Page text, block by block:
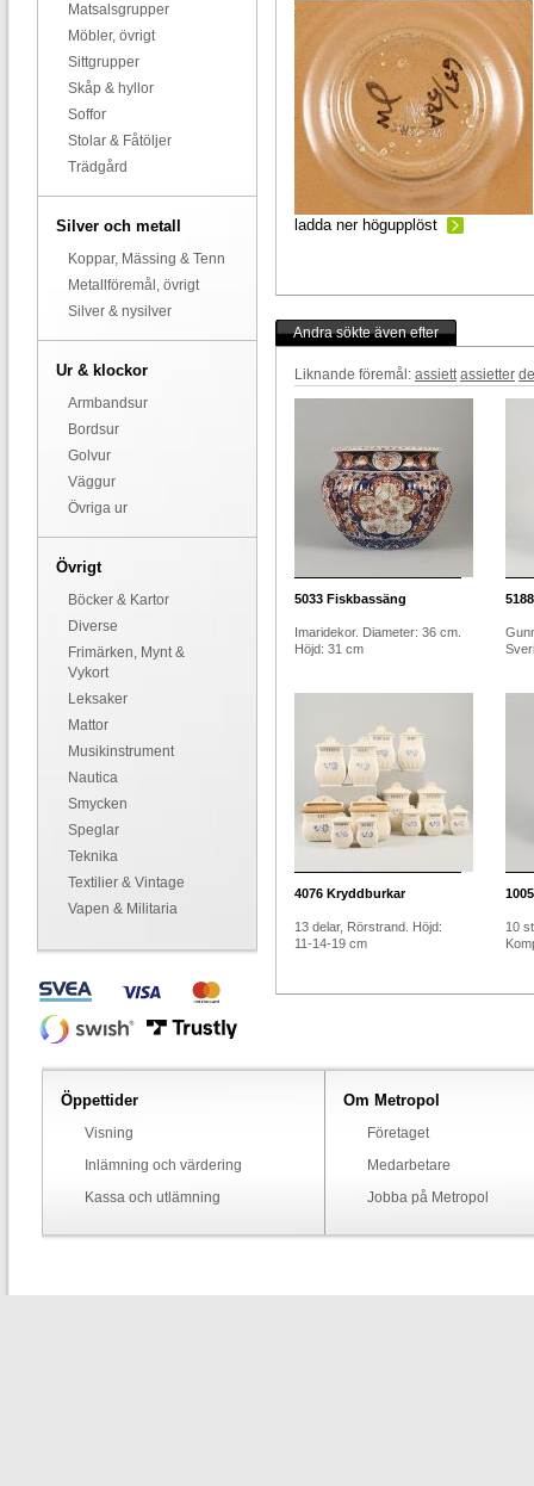
Matsalsgrupper
Möbler, övrigt
Sittgrupper
Skåp & hyllor
Soffor
Stolar & Fåtöljer
Trädgård
Silver och metall
Koppar, Mässing & Tenn
Metallföremål, övrigt
Silver & nysilver
Ur & klockor
Armbandsur
Bordsur
Golvur
Väggur
Övriga ur
Övrigt
Böcker & Kartor
Diverse
Frimärken, Mynt &
Vykort
Leksaker
Mattor
Musikinstrument
Nautica
Smycken
Speglar
Teknika
Textilier & Vintage
Vapen & Militaria
ladda ner högupplöst
Andra sökte även efter
Liknande föremål: assiett assietter
5033 Fiskbassäng
Imaridekor. Diameter: 36 cm.
Höjd: 31 cm
5188
4076 Kryddburkar
13 delar, Rörstrand. Höjd:
11-14-19 cm
1005
10
Öppettider
Visning
Inlämning och värdering
Kassa och utlämning
Om Metropol
Företaget
Medarbetare
Jobba på Metropol